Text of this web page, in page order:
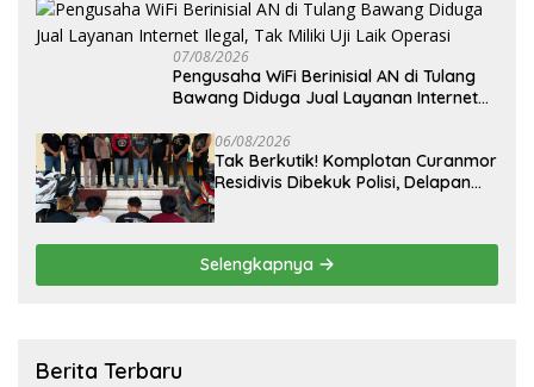
07/08/2026
Pengusaha WiFi Berinisial AN di Tulang
Bawang Diduga Jual Layanan Internet
06/08/2026
Tak Berkutik! Komplotan Curanmor
Residivis Dibekuk Polisi, Delapan
Selengkapnya
Berita Terbaru